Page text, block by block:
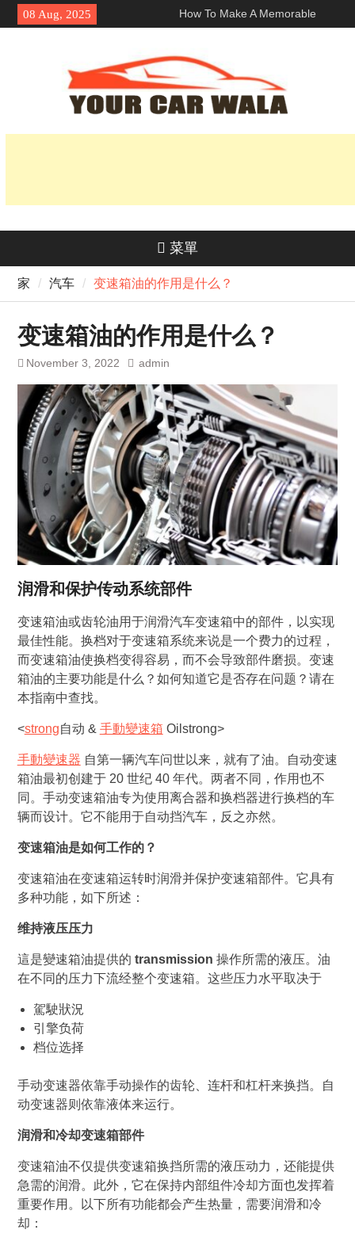
Skip
to
08 Aug, 2025
How To Make A Memorable
First Impression With A 洛杉矶
探索车辆运输服务中的环保选项
揭开它的魅力：为什么本田 Navi
深受骑手欢迎？
菜單
家 汽车 变速箱油的作用是什么？
变速箱油的作用是什么？
November 3, 2022 admin
润滑和保护传动系统部件
变速箱油或齿轮油用于润滑汽车变速箱中的部件，以实现
最佳性能。换档对于变速箱系统来说是一个费力的过程，
而变速箱油使换档变得容易，而不会导致部件磨损。变速
箱油的主要功能是什么？如何知道它是否存在问题？请在
本指南中查找。
<strong自动 & 手動變速箱 Oil strong>
手動變速器 自第一辆汽车问世以来，就有了油。自动变速
箱油最初创建于 20 世纪 40 年代。两者不同，作用也不
同。手动变速箱油专为使用离合器和换档器进行换档的车
辆而设计。它不能用于自动挡汽车，反之亦然。
变速箱油是如何工作的？
变速箱油在变速箱运转时润滑并保护变速箱部件。它具有
多种功能，如下所述：
维持液压压力
這是變速箱油提供的 transmission 操作所需的液压。油
在不同的压力下流经整个变速箱。这些压力水平取决于
駕駛狀況
引擎负荷
档位选择
手动变速器依靠手动操作的齿轮、连杆和杠杆来换挡。自
动变速器则依靠液体来运行。
润滑和冷却变速箱部件
变速箱油不仅提供变速箱换挡所需的液压动力，还能提供
急需的润滑。此外，它在保持内部组件冷却方面也发挥着
重要作用。以下所有功能都会产生热量，需要润滑和冷
却：